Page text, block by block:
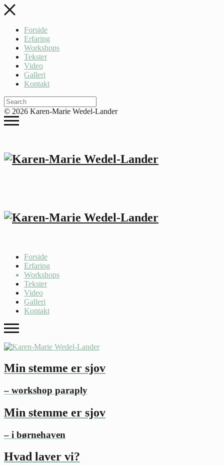
Forside
Erfaring
Workshops
Tekster
Video
Galleri
Kontakt
© 2026 Karen-Marie Wedel-Lander
Forside
Erfaring
Workshops
Tekster
Video
Galleri
Kontakt
Min stemme er sjov
– workshop paraply
Min stemme er sjov
– i børnehaven
Hvad laver vi?